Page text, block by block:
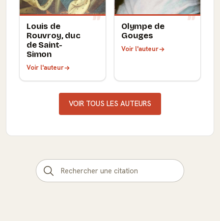
Louis de
Rouvroy, duc
de Saint-
Simon
Voir l'auteur
Olympe de
Gouges
Voir l'auteur
VOIR TOUS LES AUTEURS